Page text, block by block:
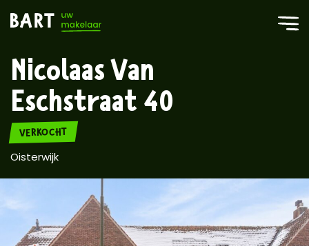
Nicolaas Van
Eschstraat 40
VERKOCHT
Oisterwijk